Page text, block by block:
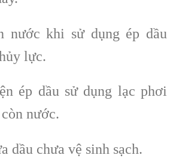
nước khi sử dụng ép dầu
lực.
ép dầu sử dụng lạc phơi
nước.
dầu chưa vệ sinh sạch.